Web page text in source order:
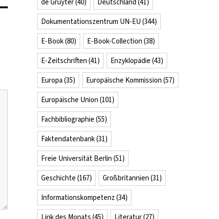
Dokumentationszentrum UN-EU (344)
E-Book(80) E-Book-Collection (38)
E-Zeitschriften (41) Enzyklopädie (43)
Europa (35) Europäische Kommission (57)
Europäische Union (101)
Fachbibliographie (55)
Faktendatenbank(31)
Freie Universität Berlin (51)
Geschichte (167) Großbritannien (31)
Informationskompetenz (34)